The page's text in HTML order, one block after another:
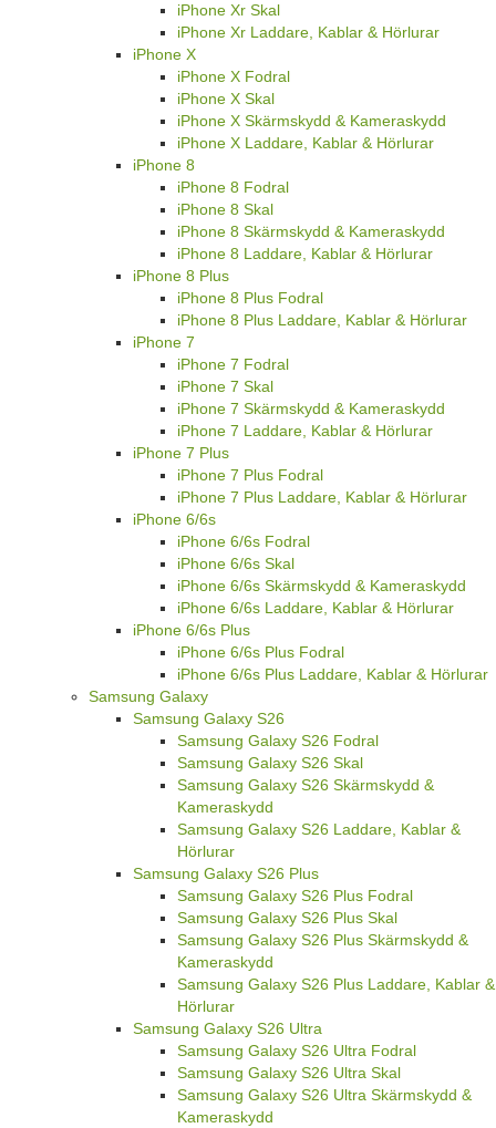
iPhone Xr Skal
iPhone Xr Laddare, Kablar & Hörlurar
iPhone X
iPhone X Fodral
iPhone X Skal
iPhone X Skärmskydd & Kameraskydd
iPhone X Laddare, Kablar & Hörlurar
iPhone 8
iPhone 8 Fodral
iPhone 8 Skal
iPhone 8 Skärmskydd & Kameraskydd
iPhone 8 Laddare, Kablar & Hörlurar
iPhone 8 Plus
iPhone 8 Plus Fodral
iPhone 8 Plus Laddare, Kablar & Hörlurar
iPhone 7
iPhone 7 Fodral
iPhone 7 Skal
iPhone 7 Skärmskydd & Kameraskydd
iPhone 7 Laddare, Kablar & Hörlurar
iPhone 7 Plus
iPhone 7 Plus Fodral
iPhone 7 Plus Laddare, Kablar & Hörlurar
iPhone 6/6s
iPhone 6/6s Fodral
iPhone 6/6s Skal
iPhone 6/6s Skärmskydd & Kameraskydd
iPhone 6/6s Laddare, Kablar & Hörlurar
iPhone 6/6s Plus
iPhone 6/6s Plus Fodral
iPhone 6/6s Plus Laddare, Kablar & Hörlurar
Samsung Galaxy
Samsung Galaxy S26
Samsung Galaxy S26 Fodral
Samsung Galaxy S26 Skal
Samsung Galaxy S26 Skärmskydd &
Kameraskydd
Samsung Galaxy S26 Laddare, Kablar &
Hörlurar
Samsung Galaxy S26 Plus
Samsung Galaxy S26 Plus Fodral
Samsung Galaxy S26 Plus Skal
Samsung Galaxy S26 Plus Skärmskydd &
Kameraskydd
Samsung Galaxy S26 Plus Laddare, Kablar &
Hörlurar
Samsung Galaxy S26 Ultra
Samsung Galaxy S26 Ultra Fodral
Samsung Galaxy S26 Ultra Skal
Samsung Galaxy S26 Ultra Skärmskydd &
Kameraskydd